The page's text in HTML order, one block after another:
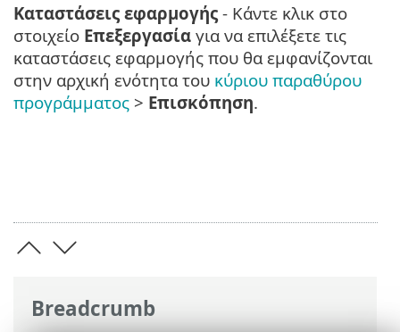
Breadcrumb
Καταστάσεις εφαρμογής - Κάντε κλικ στο
στοιχείο Επεξεργασία για να επιλέξετε τις
καταστάσεις εφαρμογής που θα εμφανίζονται
στην αρχική ενότητα του κύριου παραθύρου
προγράμματος > Επισκόπηση.